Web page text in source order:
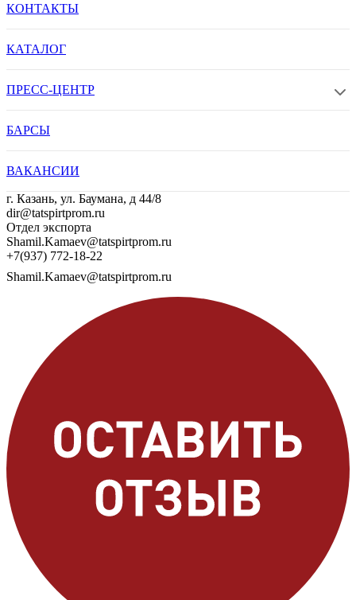
КОНТАКТЫ
КАТАЛОГ
ПРЕСС-ЦЕНТР
БАРСЫ
ВАКАНСИИ
г. Казань, ул. Баумана, д 44/8
dir@tatspirtprom.ru
Отдел экспорта
Shamil.Kamaev@tatspirtprom.ru
+7(937) 772-18-22
Shamil.Kamaev@tatspirtprom.ru